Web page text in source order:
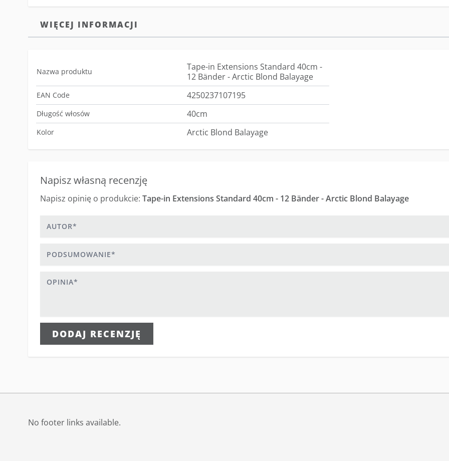
WIĘCEJ INFORMACJI
Nazwa produktu
Tape-in Extensions Standard 40cm -
12 Bänder - Arctic Blond Balayage
EAN Code 4250237107195
Długość włosów 40cm
Kolor Arctic Blond Balayage
Napisz własną recenzję
Napisz opinię o produkcie: Tape-in Extensions Standard 40cm - 12 Bänder - Arctic Blond Balayage
DODAJ RECENZJĘ
No footer links available.